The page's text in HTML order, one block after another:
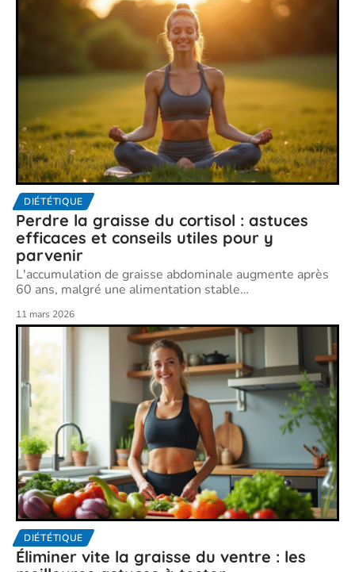
DIÉTÉTIQUE
Perdre la graisse du cortisol : astuces
efficaces et conseils utiles pour y
parvenir
L'accumulation de graisse abdominale augmente après
60 ans, malgré une alimentation stable…
11 mars 2026
DIÉTÉTIQUE
Éliminer vite la graisse du ventre : les